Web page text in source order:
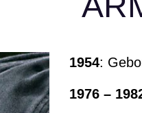
1954:
1976 –